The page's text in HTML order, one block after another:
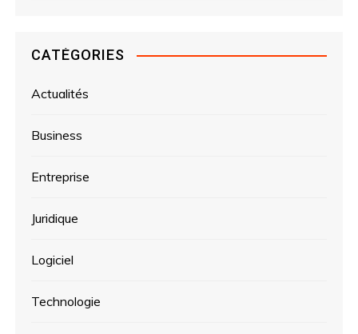
CATÉGORIES
Actualités
Business
Entreprise
Juridique
Logiciel
Technologie